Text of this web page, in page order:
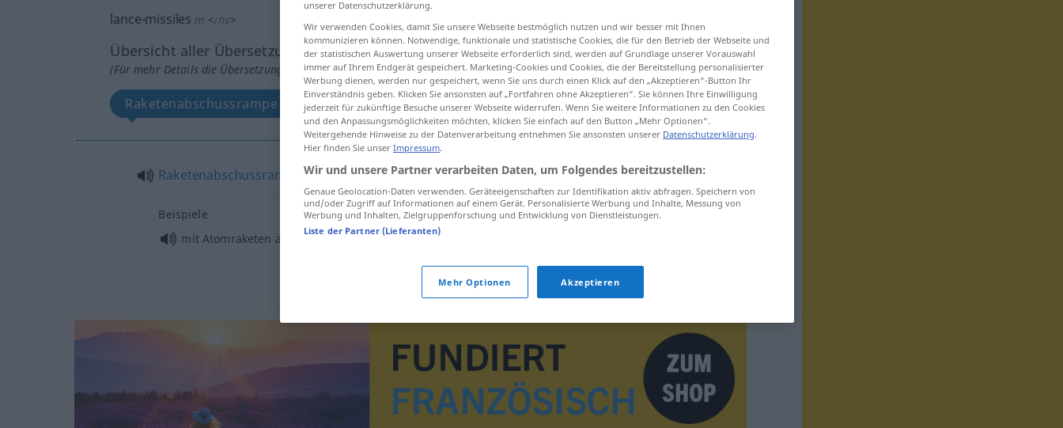
lance-missiles m <inv>
Übersicht aller Übersetzungen
(Für mehr Details die Übersetzung anklicken/antippen)
Raketenabschussrampe
Raketenabschussrampe f lance-missiles
Beispiele
mit Atomraketen ausgerüstetesUnterseeboot
unserer Datenschutzerklärung.
Wir verwenden Cookies, damit Sie unsere Webseite bestmöglich nutzen und wir besser mit Ihnen
kommunizieren können. Notwendige, funktionale und statistische Cookies, die für den Betrieb der Webseite und
der statistischen Auswertung unserer Webseite erforderlich sind, werden auf Grundlage unserer Vorauswahl
immer auf Ihrem Endgerät gespeichert. Marketing-Cookies und Cookies, die der Bereitstellung personalisierter
Werbung dienen, werden nur gespeichert, wenn Sie uns durch einen Klick auf den „Akzeptieren“-Button Ihr
Einverständnis geben. Klicken Sie ansonsten auf „Fortfahren ohne Akzeptieren“. Sie können Ihre Einwilligung
jederzeit für zukünftige Besuche unserer Webseite widerrufen. Wenn Sie weitere Informationen zu den Cookies
und den Anpassungsmöglichkeiten möchten, klicken Sie einfach auf den Button „Mehr Optionen“.
Weitergehende Hinweise zu der Datenverarbeitung entnehmen Sie ansonsten unserer Datenschutzerklärung.
Hier finden Sie unser Impressum.
Wir und unsere Partner verarbeiten Daten, um Folgendes bereitzustellen:
Genaue Geolocation-Daten verwenden. Geräteeigenschaften zur Identifikation aktiv abfragen. Speichern von
und/oder Zugriff auf Informationen auf einem Gerät. Personalisierte Werbung und Inhalte, Messung von
Werbung und Inhalten, Zielgruppenforschung und Entwicklung von Dienstleistungen.
Liste der Partner (Lieferanten)
Mehr Optionen Akzeptieren